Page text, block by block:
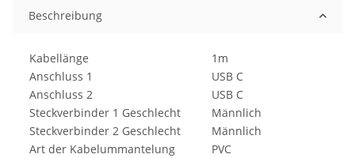
Beschreibung
Kabellänge
1m
Anschluss 1
USB C
Anschluss 2
USB C
Steckverbinder 1 Geschlecht
Männlich
Steckverbinder 2 Geschlecht
Männlich
Art der Kabelummantelung
PVC